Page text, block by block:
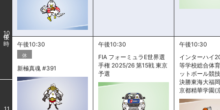
10
午後10:30
休
新極真魂 #391
午後10:30
FIA フォーミュラE世界選
手権 2025/26 第15戦 東京
予選
午後10:30
インターハイ
等学校総合体
ットボール競
決勝東海大福
京都精華学園(
11